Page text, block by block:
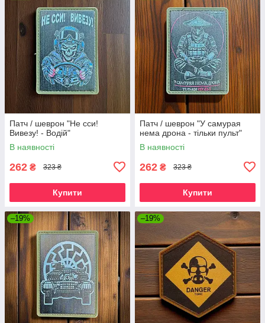
Патч / шеврон "Не сси!
Вивезу! - Водій"
В наявності
262 ₴ 323 ₴
Купити
Патч / шеврон "У самурая
нема дрона - тільки пульт"
В наявності
262 ₴ 323 ₴
Купити
–19% –19%